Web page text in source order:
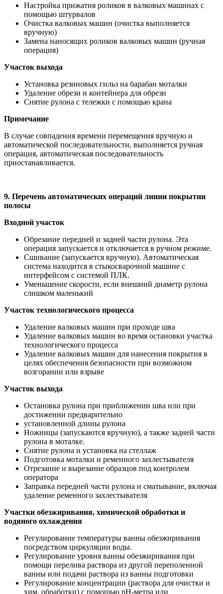
Настройка прижатия роликов в валковых машинах с
помощью штурвалов
Очистка валковых машин (очистка выполняется
вручную)
Замена наносящих роликов валковых машин (ручная
операция)
Участок выхода
Установка резиновых гильз на барабан моталки
Удаление обрези и контейнера для обрези
Снятие рулона с тележки с помощью крана
Примечание
В случае совпадения времени перемещения вручную и
автоматической последовательности, выполняется ручная
операция, автоматическая последовательность
приостанавливается.
9. Перечень автоматических операций линии покрытии
полосы
Входной участок
Обрезание передней и задней части рулона. Эта
операция запускается и отключается в ручном режиме.
Сшивание (запускается вручную). Автоматическая
система находится в стыкосварочной машине с
интерфейсом с системой ПЛК.
Уменьшение скорости, если внешний диаметр рулона
слишком маленький
Участок технологического процесса
Удаление валковых машин при проходе шва
Удаление валковых машин во время остановки участка
технологического процесса
Удаление валковых машин для нанесения покрытия в
целях обеспечения безопасности при возможном
возгорании или взрыве
Участок выхода
Остановка рулона при приближении шва или при
достижении предварительно
установленной длины рулона
Ножницы (запускаются вручную), а также задней части
рулона в моталке.
Снятие рулона и установка на стеллаж
Подготовка моталки и ременного захлестывателя
Отрезание и вырезание образцов под контролем
оператора
Заправка передней части рулона и сматывание, включая
удаление ременного захлестывателя
Участки обезжиривания, химической обработки и
водяного охлаждения
Регулирование температуры ванны обезжиривания
посредством циркуляции воды.
Регулирование уровня ванны обезжиривания при
помощи перелива раствора из другой переполенной
ванны или подачи раствора из ванны подготовки
Регулирование концентрации (раствора для очистки и
хим. обработки) с помощью pH-метра или